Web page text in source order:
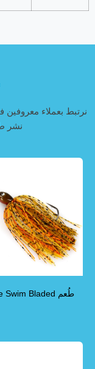
نرتبط بعملاء
نشر
طُعم Wobble Swim Bladed